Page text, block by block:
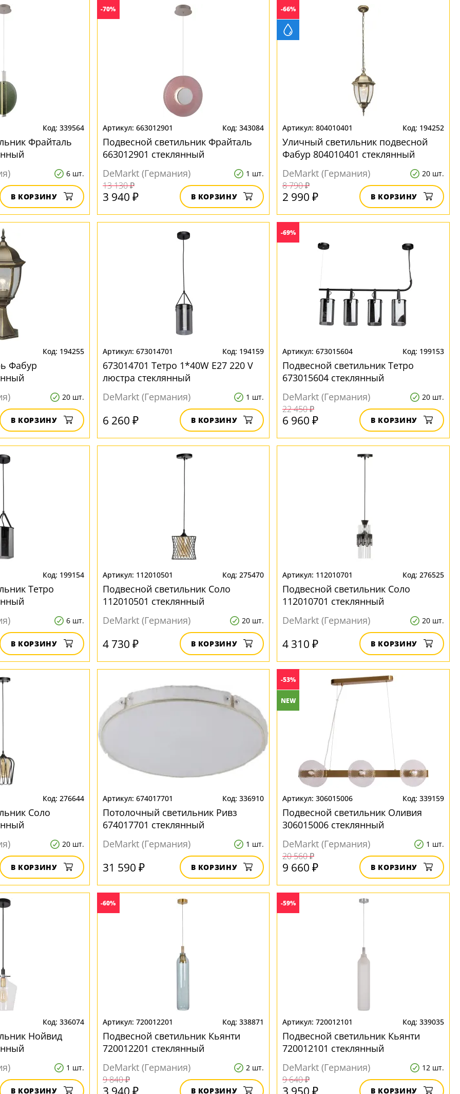
339564
Фрайталь
6 шт.
В КОРЗИНУ
-70%
663012901 343084
Подвесной светильник Фрайталь
663012901 стеклянный
DeMarkt (Германия)
1 шт.
13 130 ₽
3 940 ₽ В КОРЗИНУ
-66%
804010401 194252
Уличный светильник подвесной
Фабур 804010401 стеклянный
DeMarkt (Германия)
20 шт.
8 790 ₽
2 990 ₽ В КОРЗИНУ
194255
Фабур
20 шт.
В КОРЗИНУ
673014701 194159
673014701 Тетро 1*40W E27 220 V
люстра стеклянный
DeMarkt (Германия)
1 шт.
6 260 ₽ В КОРЗИНУ
-69%
673015604 199153
Подвесной светильник Тетро
673015604 стеклянный
DeMarkt (Германия)
20 шт.
22 450 ₽
6 960 ₽ В КОРЗИНУ
199154
Тетро
6 шт.
В КОРЗИНУ
112010501 275470
Подвесной светильник Соло
112010501 стеклянный
DeMarkt (Германия)
20 шт.
4 730 ₽ В КОРЗИНУ
112010701 276525
Подвесной светильник Соло
112010701 стеклянный
DeMarkt (Германия)
20 шт.
4 310 ₽ В КОРЗИНУ
276644
Соло
20 шт.
В КОРЗИНУ
674017701 336910
Потолочный светильник Ривз
674017701 стеклянный
DeMarkt (Германия)
1 шт.
31 590 ₽ В КОРЗИНУ
-53%
NEW
306015006 339159
Подвесной светильник Оливия
306015006 стеклянный
DeMarkt (Германия)
1 шт.
20 560 ₽
9 660 ₽ В КОРЗИНУ
336074
Нойвид
1 шт.
В КОРЗИНУ
-60%
720012201 338871
Подвесной светильник Кьянти
720012201 стеклянный
DeMarkt (Германия)
2 шт.
9 840 ₽
3 940 ₽ В КОРЗИНУ
-59%
720012101 339035
Подвесной светильник Кьянти
720012101 стеклянный
DeMarkt (Германия)
12 шт.
9 640 ₽
3 950 ₽ В КОРЗИНУ